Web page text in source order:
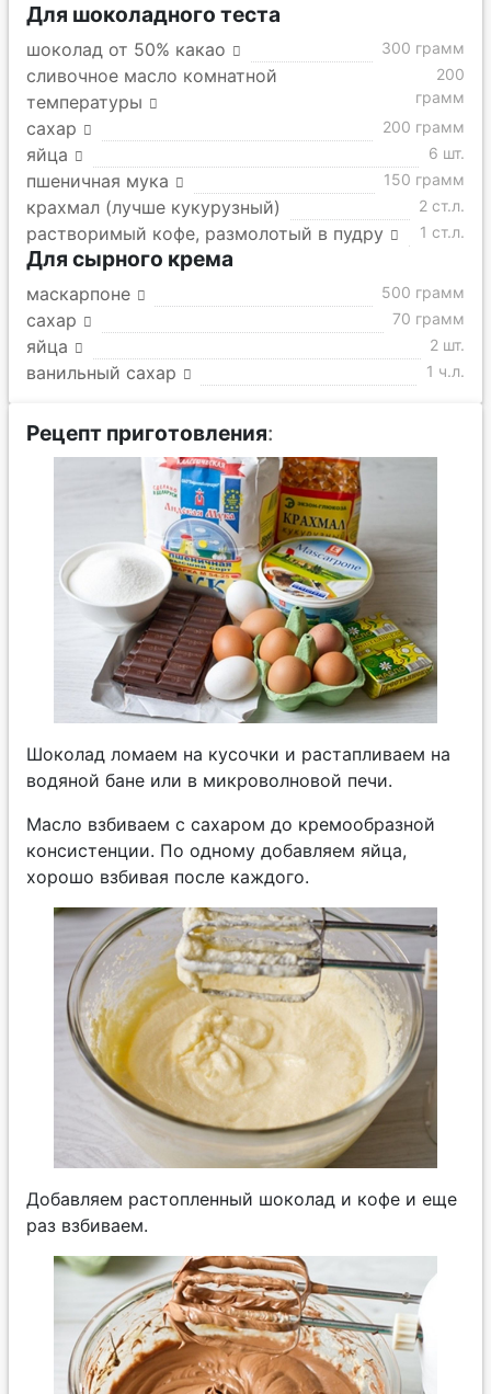
Для шоколадного теста
шоколад от 50% какао 300 грамм
сливочное масло комнатной
температуры
200
грамм
сахар 200 грамм
яйца 6 шт.
пшеничная мука 150 грамм
крахмал (лучше кукурузный) 2 ст.л.
растворимый кофе, размолотый в пудру 1 ст.л.
Для сырного крема
маскарпоне 500 грамм
сахар 70 грамм
яйца 2 шт.
ванильный сахар 1 ч.л.
Рецепт приготовления:
Шоколад ломаем на кусочки и растапливаем на
водяной бане или в микроволновой печи.
Масло взбиваем с сахаром до кремообразной
консистенции. По одному добавляем яйца,
хорошо взбивая после каждого.
Добавляем растопленный шоколад и кофе и еще
раз взбиваем.